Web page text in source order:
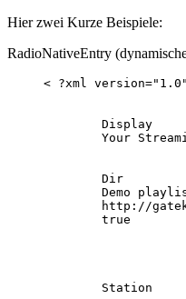
Hier zwei Kurze Beispiele:
RadioNativeEntry
< ?xml
Display
Your
Dir
Demo
http://
true
Station